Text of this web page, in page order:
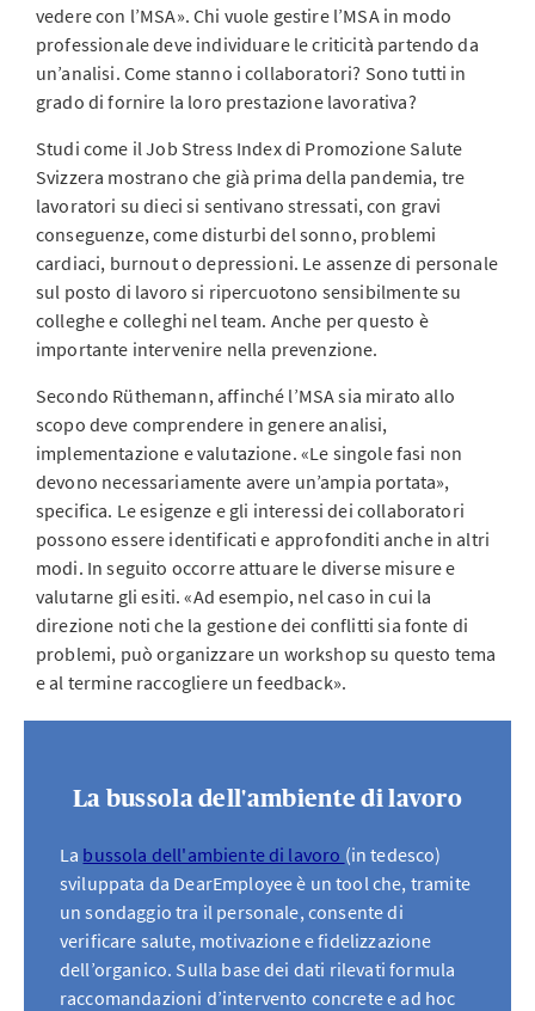
vedere con l’MSA». Chi vuole gestire l’MSA in modo
professionale deve individuare le criticità partendo da
un’analisi. Come stanno i collaboratori? Sono tutti in
grado di fornire la loro prestazione lavorativa?
Studi come il Job Stress Index di Promozione Salute
Svizzera mostrano che già prima della pandemia, tre
lavoratori su dieci si sentivano stressati, con gravi
conseguenze, come disturbi del sonno, problemi
cardiaci, burnout o depressioni. Le assenze di personale
sul posto di lavoro si ripercuotono sensibilmente su
colleghe e colleghi nel team. Anche per questo è
importante intervenire nella prevenzione.
Secondo Rüthemann, affinché l’MSA sia mirato allo
scopo deve comprendere in genere analisi,
implementazione e valutazione. «Le singole fasi non
devono necessariamente avere un’ampia portata»,
specifica. Le esigenze e gli interessi dei collaboratori
possono essere identificati e approfonditi anche in altri
modi. In seguito occorre attuare le diverse misure e
valutarne gli esiti. «Ad esempio, nel caso in cui la
direzione noti che la gestione dei conflitti sia fonte di
problemi, può organizzare un workshop su questo tema
e al termine raccogliere un feedback».
La bussola dell'ambiente di lavoro
La bussola dell'ambiente di lavoro (in tedesco)
sviluppata da DearEmployee è un tool che, tramite
un sondaggio tra il personale, consente di
verificare salute, motivazione e fidelizzazione
dell’organico. Sulla base dei dati rilevati formula
raccomandazioni d’intervento concrete e ad hoc